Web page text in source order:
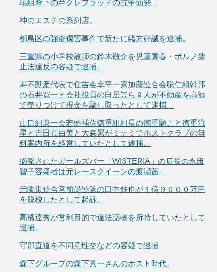
場組傘下の半グレブラッドの抗争勃発！
神のエステの系列店。
都島区の強盗傷害事件で新たに緒方好誠を逮捕。
三重県の小学校教師の鈴木敬介を児童買春・ポルノ禁
止法違反の容疑で逮捕。
寿不動産代表で住吉会幸平一家加藤連合会聡仁組幹部
の石井寛一と会社役員の臼居崇ら９人が不動産を高額
で売りつけて現金を騙し取ったとして逮捕。
山口組兼一会若頭補佐徳重組組長の徳重願こと徳重流
星と吉田真由美と大森累がミナミでホストクラブの無
料案内所を経営していたとして逮捕。
摘発されたガールズバー「WISTERIA」の店長の永田
智子容疑者は元レースクイーンの渡瀬茜。
元関東連合宮前愚連隊の田中鉄也が１億９０００万円
を脱税したとして起訴。
高橋達秀が営利目的で違法薬物を所持していたとして
逮捕。
守部直道を不同意性交などの容疑で逮捕
森下グループの森下景一さんのホスト時代。